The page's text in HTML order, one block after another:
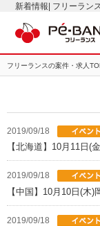
新着情報| フリーラン
フリーランスの案件・求人
2019/09/18
【北海道】10月11日(
2019/09/18
【中国】10月10日(木
2019/09/18